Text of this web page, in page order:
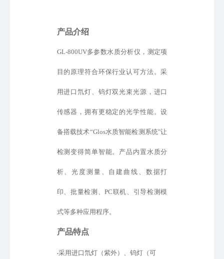
产品介绍
GL-800UV多参数水质分析仪，测定项
目的原理符合环保行业认可方法。采
用进口氘灯、钨灯双光束光源 ， 进口
传感器，拥有更稳定的光学性能。设
备搭载技术“Glos水质智能检测系统"让
检测变得简单智能。产品内置水质分
析、光度测量、自建曲线、数据打
印、批量检测、PC联机、 引导检测模
式等多种应用程序。
产品特点
•采用进口氘灯（紫外）、钨灯（可